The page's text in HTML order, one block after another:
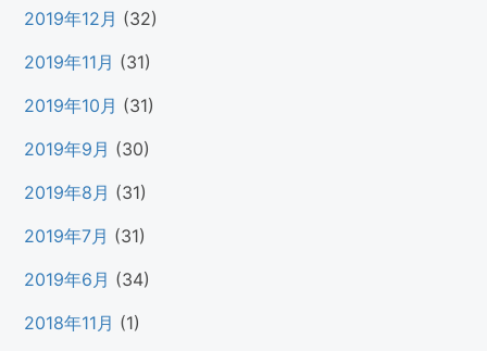
2019年12月 (32)
2019年11月 (31)
2019年10月 (31)
2019年9月 (30)
2019年8月 (31)
2019年7月 (31)
2019年6月 (34)
2018年11月 (1)